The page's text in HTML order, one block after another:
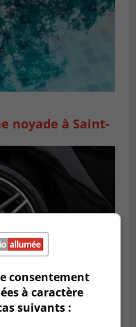
noyade à Saint-
consentement
à caractère
suivants :